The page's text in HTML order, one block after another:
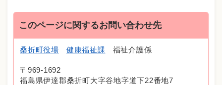
このページに関するお問い合わせ先
桑折町役場 健康福祉課 福祉介護係
〒969-1692
福島県伊達郡桑折町大字谷地字道下22番地7